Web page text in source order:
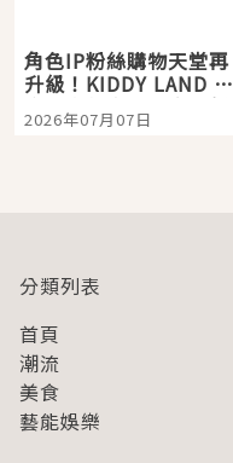
角色IP粉絲購物天堂再
升級！KIDDY LAND 原
宿店吉伊卡哇迎客，新
開幕 OMOKADO 店3分
2026年07月07日
分類列表
首頁
潮流
美食
藝能娛樂